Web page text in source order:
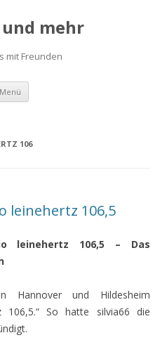
mehr
mit Freunden
Menü Zum
springen
106
leinehertz 106,5
leinehertz 106,5 – Das
Hannover und Hildesheim
106,5.“ So hatte silvia66 die